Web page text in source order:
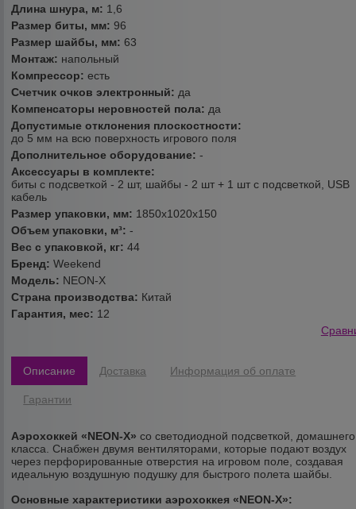
Длина шнура, м: 1,6
Размер биты, мм:96
Размер шайбы, мм:63
Монтаж: напольный
Компрессор:есть
Счетчик очков электронный: да
Компенсаторы неровностей пола: да
Допустимые отклонения плоскостности:
до 5 мм на всю поверхность игрового поля
Дополнительное оборудование:-
Аксессуары в комплекте:
биты с подсветкой - 2 шт, шайбы - 2 шт + 1 шт с подсветкой, USB
кабель
Размер упаковки, мм: 1850х1020х150
Объем упаковки, м³:-
Вес с упаковкой, кг:44
Бренд:Weekend
Модель: NEON-X
Страна производства: Китай
Гарантия, мес: 12
Описание Доставка Информация об оплате
Гарантии
Аэрохоккей «NEON-X» со светодиодной подсветкой, домашнего
класса. Снабжен двумя вентиляторами, которые подают воздух
через перфорированные отверстия на игровом поле, создавая
идеальную воздушную подушку для быстрого полета шайбы.
Основные характеристики аэрохоккея «NEON-X»: